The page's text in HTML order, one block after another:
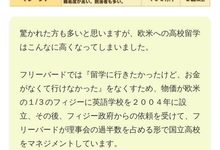
驚かれた方も多いと思いますが、欧米への高校留学
はこんなに高くなってしまいました。
フリーバードでは『留学に行きたかったけど、お金
がなくて行けなかった』をなくすため、物価が欧米
の１/３のフィジーに英語学校を２００４年に設
立、その後、フィジー政府からの依頼を受けて、フ
リーバードが理事会の過半数を占める形で国立高校
をマネジメントしています。